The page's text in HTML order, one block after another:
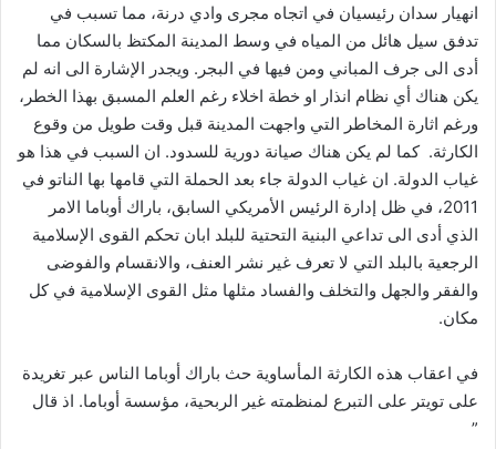
انهيار سدان رئيسيان في اتجاه مجرى وادي درنة، مما تسبب في
تدفق سيل هائل من المياه في وسط المدينة المكتظ بالسكان مما
أدى الى جرف المباني ومن فيها في البجر. ويجدر الإشارة الى انه لم
يكن هناك أي نظام انذار او خطة اخلاء رغم العلم المسبق بهذا الخطر،
ورغم اثارة المخاطر التي واجهت المدينة قبل وقت طويل من وقوع
الكارثة. كما لم يكن هناك صيانة دورية للسدود. ان السبب في هذا هو
غياب الدولة. ان غياب الدولة جاء بعد الحملة التي قامها بها الناتو في
2011، في ظل إدارة الرئيس الأمريكي السابق، باراك أوباما الامر
الذي أدى الى تداعي البنية التحتية للبلد ابان تحكم القوى الإسلامية
الرجعية بالبلد التي لا تعرف غير نشر العنف، والانقسام والفوضى
والفقر والجهل والتخلف والفساد مثلها مثل القوى الإسلامية في كل
مكان.
في اعقاب هذه الكارثة المأساوية حث باراك أوباما الناس عبر تغريدة
على تويتر على التبرع لمنظمته غير الربحية، مؤسسة أوباما. اذ قال
”